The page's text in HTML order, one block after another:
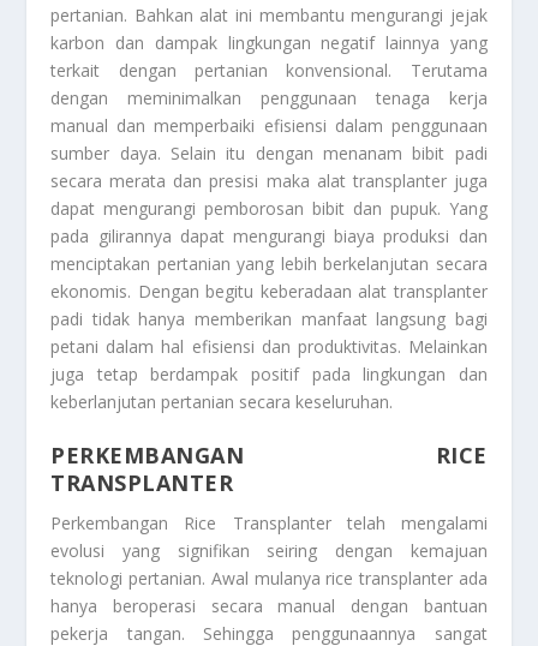
pertanian. Bahkan alat ini membantu mengurangi jejak
karbon dan dampak lingkungan negatif lainnya yang
terkait dengan pertanian konvensional. Terutama
dengan meminimalkan penggunaan tenaga kerja
manual dan memperbaiki efisiensi dalam penggunaan
sumber daya. Selain itu dengan menanam bibit padi
secara merata dan presisi maka alat transplanter juga
dapat mengurangi pemborosan bibit dan pupuk. Yang
pada gilirannya dapat mengurangi biaya produksi dan
menciptakan pertanian yang lebih berkelanjutan secara
ekonomis. Dengan begitu keberadaan alat transplanter
padi tidak hanya memberikan manfaat langsung bagi
petani dalam hal efisiensi dan produktivitas. Melainkan
juga tetap berdampak positif pada lingkungan dan
keberlanjutan pertanian secara keseluruhan.
PERKEMBANGAN RICE
TRANSPLANTER
Perkembangan Rice Transplantertelah mengalami
evolusi yang signifikan seiring dengan kemajuan
teknologi pertanian. Awal mulanya rice transplanter ada
hanya beroperasi secara manual dengan bantuan
pekerja tangan. Sehingga penggunaannya sangat